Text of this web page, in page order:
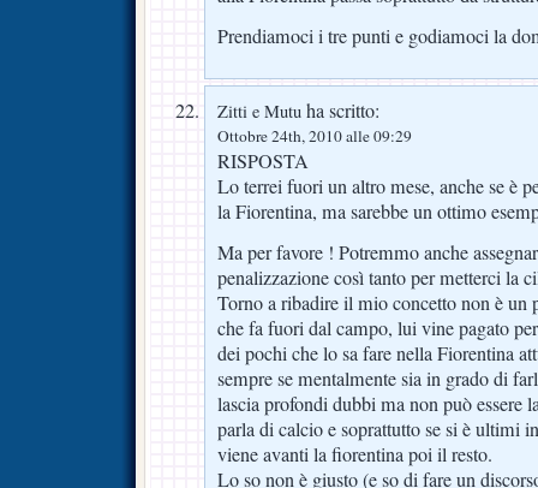
Prendiamoci i tre punti e godiamoci la
Zitti e Mutu ha scritto:
Ottobre 24th, 2010 alle 09:29
RISPOSTA
Lo terrei fuori un altro mese, anche se è
la Fiorentina, ma sarebbe un ottimo
Ma per favore ! Potremmo anche
penalizzazione così tanto per metterci la
Torno a ribadire il mio concetto non è un
che fa fuori dal campo, lui vine pagato
dei pochi che lo sa fare nella Fiorentina
sempre se mentalmente sia in grado di
lascia profondi dubbi ma non può essere
parla di calcio e soprattutto se si è ultimi
viene avanti la fiorentina poi il resto.
Lo so non è giusto (e so di fare un